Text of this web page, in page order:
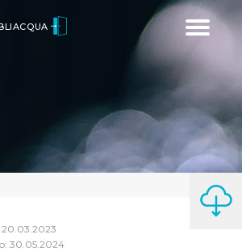
Toggle
30.05.2024